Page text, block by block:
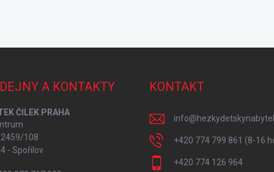
A KONTAKTY
ČILEK PRAHA
2459/108
- Spořilov
KONTAKT
info@
+420 774 799 861 (8-16
+420 774 126 964